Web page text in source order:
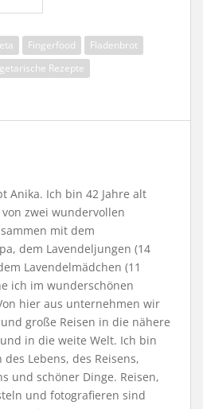
Fingerfood
Fladenbrot
Rezepte
Anika. Ich bin 42 Jahre alt
zwei wundervollen
mit dem
dem Lavendeljungen (14
Lavendelmädchen (11
ich im wunderschönen
hier aus unternehmen wir
große Reisen in die nähere
in die weite Welt. Ich bin
Lebens, des Reisens,
und schöner Dinge. Reisen,
und fotografieren sind